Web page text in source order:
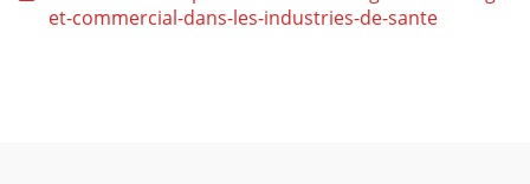
et-commercial-dans-les-industries-de-sante